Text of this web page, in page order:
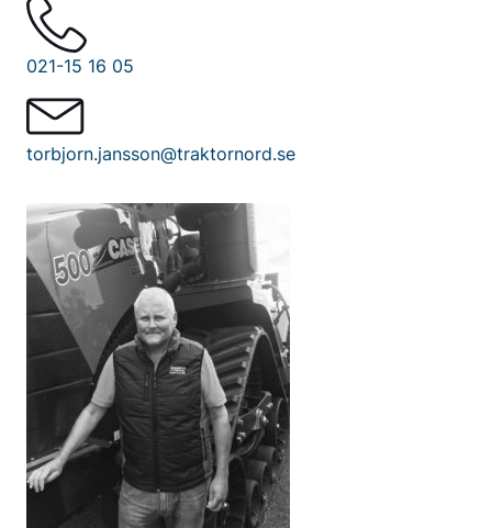
021-15 16 05
torbjorn.jansson@traktornord.se